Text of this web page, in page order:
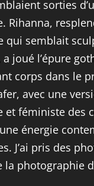
sorties
Rihanna,
semblait
joué l’épure
corps dans le
avec une
féministe des
énergie
J’ai pris des
la photographie